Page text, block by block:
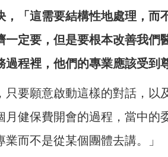
，「這需要結構性地處理，
一定要，但是要根本改善我們
過程裡，他們的專業應該受到
只要願意啟動這樣的對話，以
月健保費開會的過程，當中的
業而不是從某個團體去講。」